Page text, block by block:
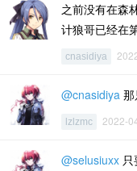
之前没有在森
计狼哥已经在
cnasidiya
@cnasidiya
lzlzmc 2022-
@selusiuxx